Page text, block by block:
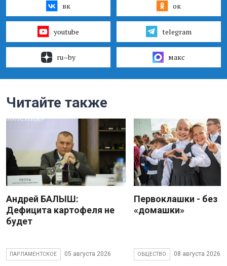
вк ок
youtube telegram
ru–by макс
Читайте также
Андрей БАЛЫШ:
Дефицита картофеля не
будет
ПАРЛАМЕНТСКОЕ 05 августа 2026
Первоклашки - без
«домашки»
ОБЩЕСТВО 08 августа 2026